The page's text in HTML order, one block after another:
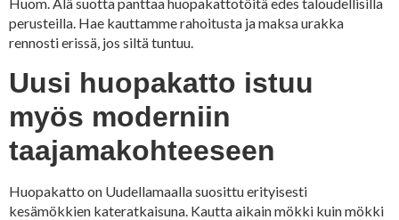
Huom. Älä suotta panttaa huopakattotöitä edes taloudellisilla
perusteilla. Hae kauttamme rahoitusta ja maksa urakka
rennosti erissä, jos siltä tuntuu.
Uusi huopakatto istuu
myös moderniin
taajamakohteeseen
Huopakatto on Uudellamaalla suosittu erityisesti
kesämökkien kateratkaisuna. Kautta aikain mökki kuin mökki